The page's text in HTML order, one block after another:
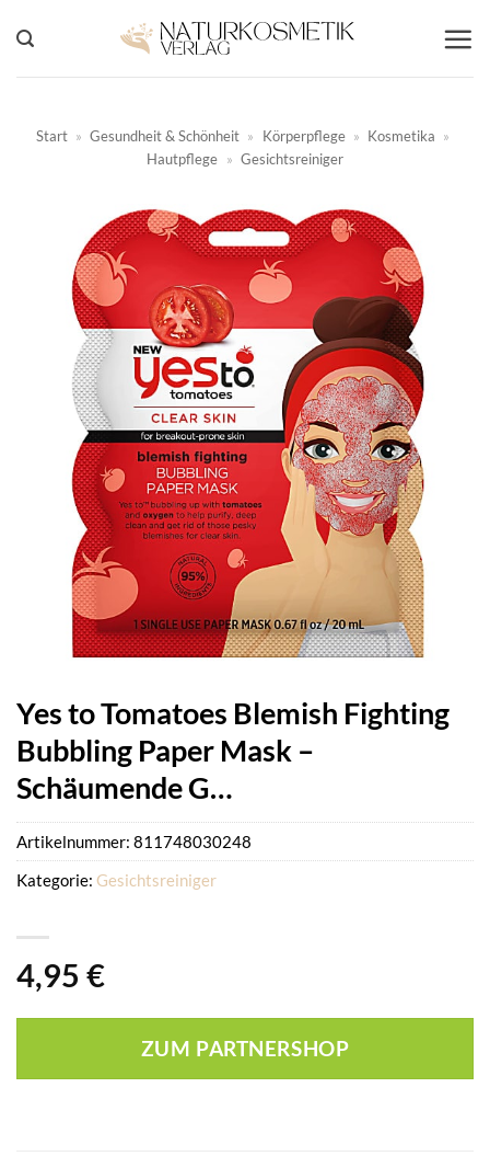
Inhalt
springen
Start » Gesundheit & Schönheit » Körperpflege » Kosmetika »
Hautpflege » Gesichtsreiniger
Yes to Tomatoes Blemish Fighting
Bubbling Paper Mask –
Schäumende G…
4,95 €
ZUM PARTNERSHOP
Artikelnummer: 811748030248
Kategorie: Gesichtsreiniger